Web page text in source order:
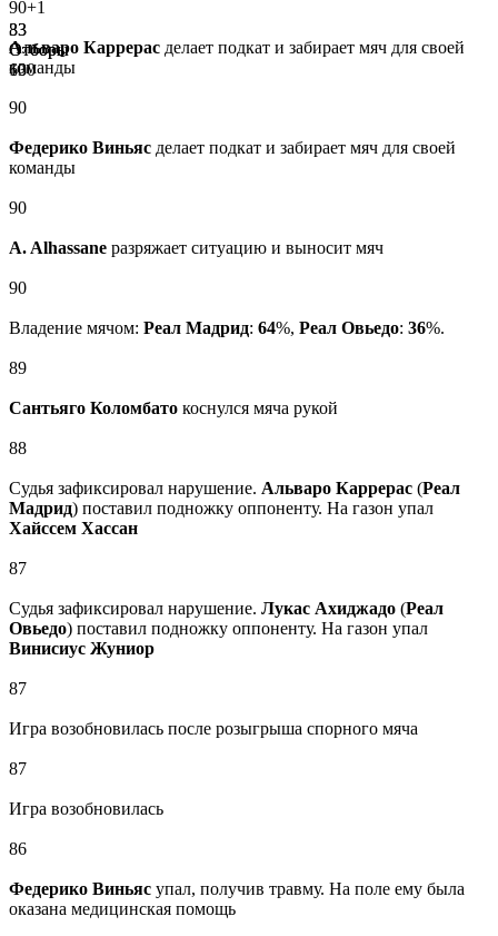
33
Отборы
100
83
Отборы
63
90+1
Альваро Каррерас делает подкат и забирает мяч для своей
команды
90
Федерико Виньяс делает подкат и забирает мяч для своей
команды
90
A. Alhassane разряжает ситуацию и выносит мяч
90
Владение мячом: Реал Мадрид: 64%, Реал Овьедо: 36%.
89
Сантьяго Коломбато коснулся мяча рукой
88
Судья зафиксировал нарушение. Альваро Каррерас (Реал
Мадрид) поставил подножку оппоненту. На газон упал
Хайссем Хассан
87
Судья зафиксировал нарушение. Лукас Ахиджадо (Реал
Овьедо) поставил подножку оппоненту. На газон упал
Винисиус Жуниор
87
Игра возобновилась после розыгрыша спорного мяча
87
Игра возобновилась
86
Федерико Виньяс упал, получив травму. На поле ему была
оказана медицинская помощь